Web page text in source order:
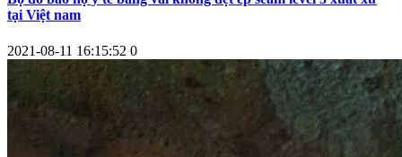
tại Việt nam
2021-08-11 16:15:52 0